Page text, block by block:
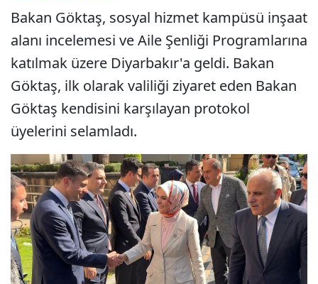
Bakan Göktaş, sosyal hizmet kampüsü inşaat
alanı incelemesi ve Aile Şenliği Programlarına
katılmak üzere Diyarbakır'a geldi. Bakan
Göktaş, ilk olarak valiliği ziyaret eden Bakan
Göktaş kendisini karşılayan protokol
üyelerini selamladı.